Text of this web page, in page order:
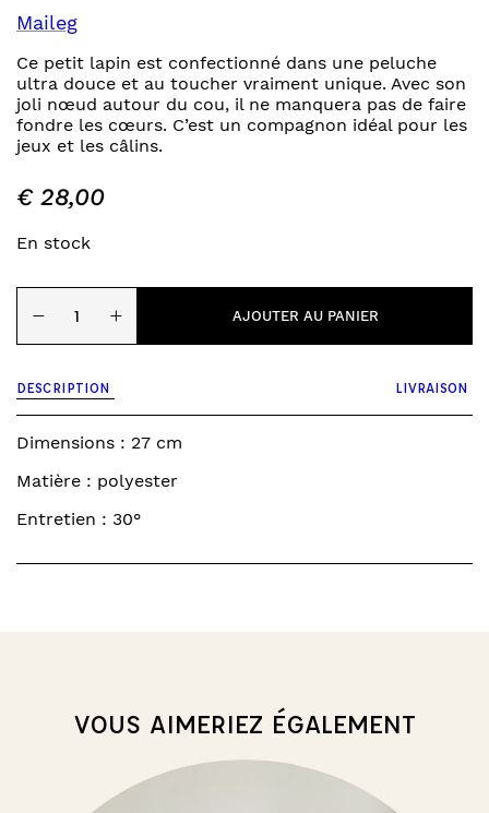
Maileg
Ce petit lapin est confectionné dans une peluche
ultra douce et au toucher vraiment unique. Avec son
joli nœud autour du cou, il ne manquera pas de faire
fondre les cœurs. C’est un compagnon idéal pour les
jeux et les câlins.
€28,00
En stock
de
small
-
beige
latte
− + AJOUTER AU PANIER
DESCRIPTION LIVRAISON
Dimensions : 27 cm
Matière : polyester
Entretien : 30°
VOUS AIMERIEZ ÉGALEMENT